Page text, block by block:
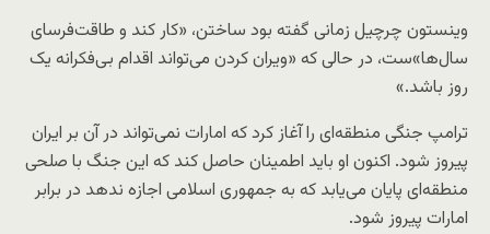
وینستون چرچیل زمانی گفته بود ساختن، «کار کند و طاقت‌فرسای
سال‌ها»ست، در حالی که «ویران کردن می‌تواند اقدام بی‌فکرانه یک
روز باشد.»
ترامپ جنگی منطقه‌ای را آغاز کرد که امارات نمی‌تواند در آن بر ایران
پیروز شود. اکنون او باید اطمینان حاصل کند که این جنگ با صلحی
منطقه‌ای پایان می‌یابد که به جمهوری اسلامی اجازه ندهد در برابر
امارات پیروز شود.